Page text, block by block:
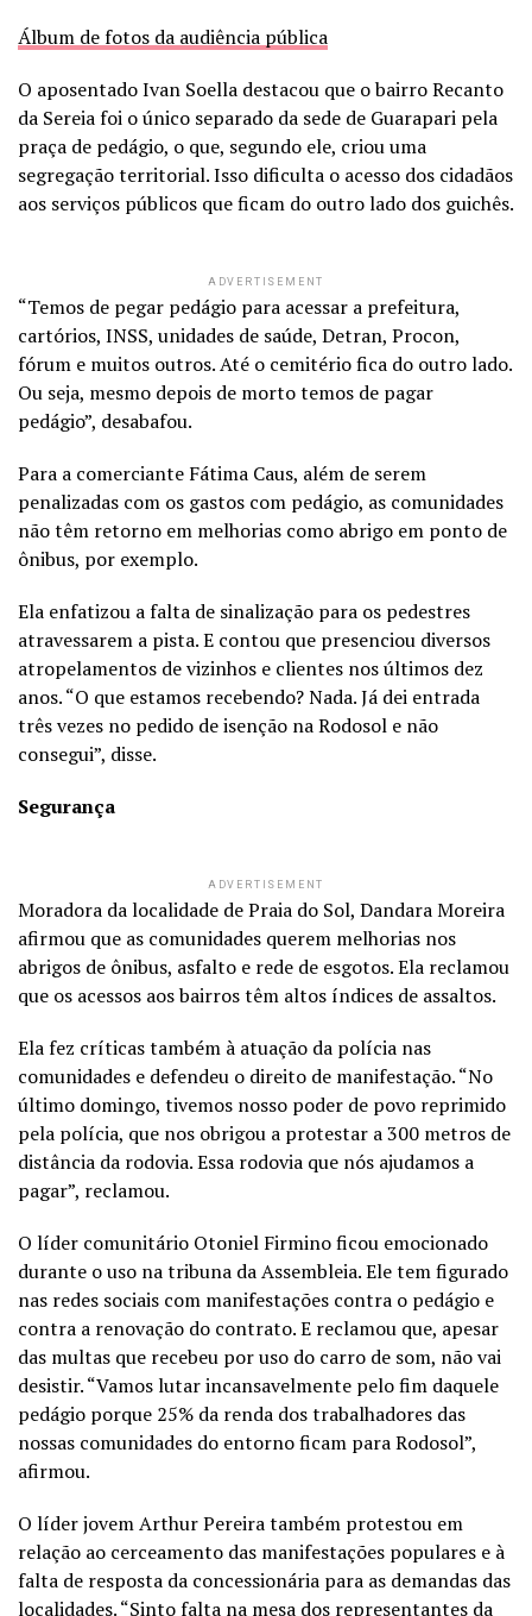
Álbum de fotos da audiência pública
O aposentado Ivan Soella destacou que o bairro Recanto
da Sereia foi o único separado da sede de Guarapari pela
praça de pedágio, o que, segundo ele, criou uma
segregação territorial. Isso dificulta o acesso dos cidadãos
aos serviços públicos que ficam do outro lado dos guichês.
ADVERTISEMENT
“Temos de pegar pedágio para acessar a prefeitura,
cartórios, INSS, unidades de saúde, Detran, Procon,
fórum e muitos outros. Até o cemitério fica do outro lado.
Ou seja, mesmo depois de morto temos de pagar
pedágio”, desabafou.
Para a comerciante Fátima Caus, além de serem
penalizadas com os gastos com pedágio, as comunidades
não têm retorno em melhorias como abrigo em ponto de
ônibus, por exemplo.
Ela enfatizou a falta de sinalização para os pedestres
atravessarem a pista. E contou que presenciou diversos
atropelamentos de vizinhos e clientes nos últimos dez
anos. “O que estamos recebendo? Nada. Já dei entrada
três vezes no pedido de isenção na Rodosol e não
consegui”, disse.
Segurança
ADVERTISEMENT
Moradora da localidade de Praia do Sol, Dandara Moreira
afirmou que as comunidades querem melhorias nos
abrigos de ônibus, asfalto e rede de esgotos. Ela reclamou
que os acessos aos bairros têm altos índices de assaltos.
Ela fez críticas também à atuação da polícia nas
comunidades e defendeu o direito de manifestação. “No
último domingo, tivemos nosso poder de povo reprimido
pela polícia, que nos obrigou a protestar a 300 metros de
distância da rodovia. Essa rodovia que nós ajudamos a
pagar”, reclamou.
O líder comunitário Otoniel Firmino ficou emocionado
durante o uso na tribuna da Assembleia. Ele tem figurado
nas redes sociais com manifestações contra o pedágio e
contra a renovação do contrato. E reclamou que, apesar
das multas que recebeu por uso do carro de som, não vai
desistir. “Vamos lutar incansavelmente pelo fim daquele
pedágio porque 25% da renda dos trabalhadores das
nossas comunidades do entorno ficam para Rodosol”,
afirmou.
O líder jovem Arthur Pereira também protestou em
relação ao cerceamento das manifestações populares e à
falta de resposta da concessionária para as demandas das
localidades. “Sinto falta na mesa dos representantes da